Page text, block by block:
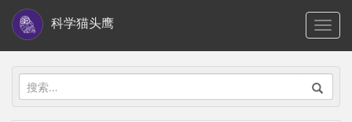
i
科学猫头鹰
搜
索：